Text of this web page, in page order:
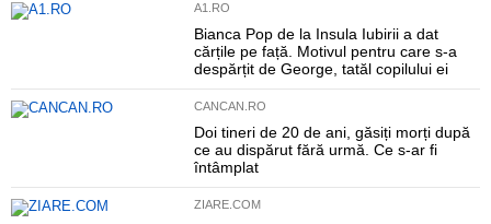
A1.RO
Bianca Pop de la Insula Iubirii a dat
cărțile pe față. Motivul pentru care s-a
despărțit de George, tatăl copilului ei
CANCAN.RO
Doi tineri de 20 de ani, găsiți morți după
ce au dispărut fără urmă. Ce s-ar fi
întâmplat
ZIARE.COM